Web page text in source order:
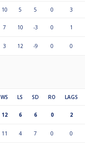
10 5 5 0 3
7 10 -3 0 1
3 12 -9 0 0
WS LS SD RO LAGS
12 6 6 0 2
11 4 7 0 0